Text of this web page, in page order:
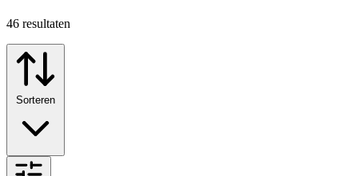
46 resultaten
Sorteren